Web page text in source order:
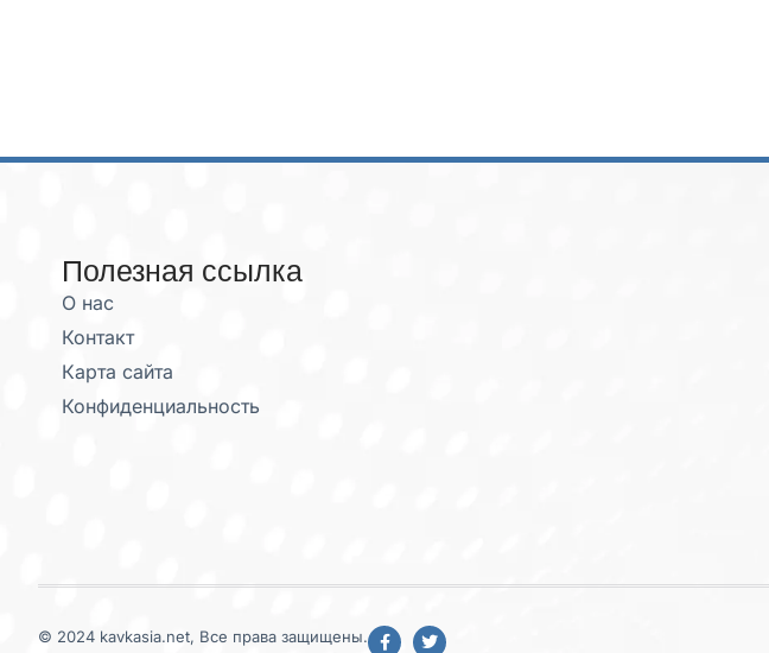
Полезная ссылка
О нас
Контакт
Карта сайта
Конфиденциальность
© 2024 kavkasia.net, Все права защищены.